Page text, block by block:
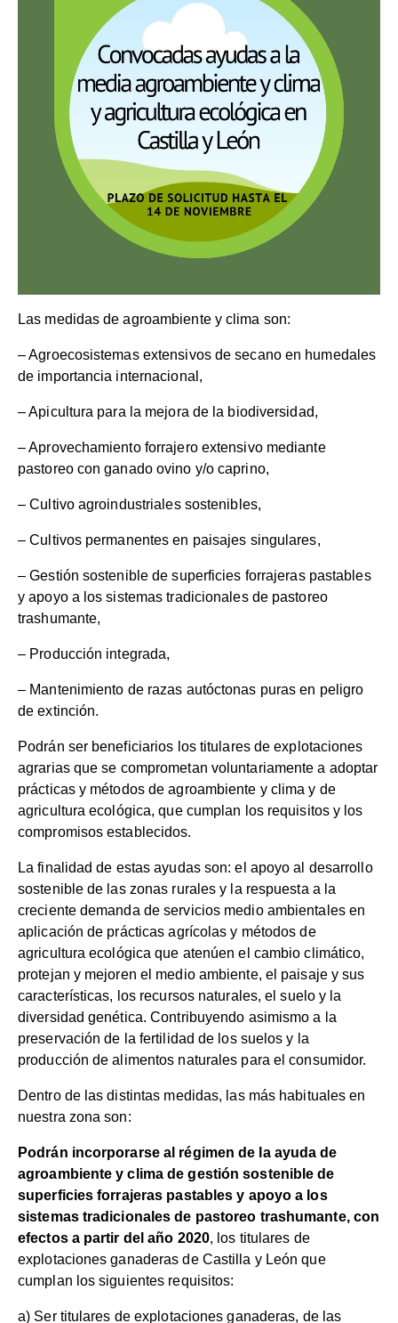
Las medidas de agroambiente y clima son:
– Agroecosistemas extensivos de secano en humedales
de importancia internacional,
– Apicultura para la mejora de la biodiversidad,
– Aprovechamiento forrajero extensivo mediante
pastoreo con ganado ovino y/o caprino,
– Cultivo agroindustriales sostenibles,
– Cultivos permanentes en paisajes singulares,
– Gestión sostenible de superficies forrajeras pastables
y apoyo a los sistemas tradicionales de pastoreo
trashumante,
– Producción integrada,
– Mantenimiento de razas autóctonas puras en peligro
de extinción.
Podrán ser beneficiarios los titulares de explotaciones
agrarias que se comprometan voluntariamente a adoptar
prácticas y métodos de agroambiente y clima y de
agricultura ecológica, que cumplan los requisitos y los
compromisos establecidos.
La finalidad de estas ayudas son: el apoyo al desarrollo
sostenible de las zonas rurales y la respuesta a la
creciente demanda de servicios medio ambientales en
aplicación de prácticas agrícolas y métodos de
agricultura ecológica que atenúen el cambio climático,
protejan y mejoren el medio ambiente, el paisaje y sus
características, los recursos naturales, el suelo y la
diversidad genética. Contribuyendo asimismo a la
preservación de la fertilidad de los suelos y la
producción de alimentos naturales para el consumidor.
Dentro de las distintas medidas, las más habituales en
nuestra zona son:
Podrán incorporarse al régimen de la ayuda de
agroambiente y clima de gestión sostenible de
superficies forrajeras pastables y apoyo a los
sistemas tradicionales de pastoreo trashumante, con
efectos a partir del año 2020, los titulares de
explotaciones ganaderas de Castilla y León que
cumplan los siguientes requisitos:
a) Ser titulares de explotaciones ganaderas, de las